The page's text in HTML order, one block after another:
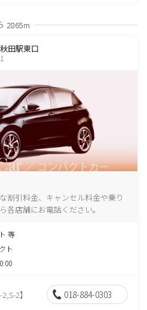
2865m
田駅東口
割引料金、キャンセル料金や乗り
各店舗にお電話ください。
等
ト
2】 018-884-0303